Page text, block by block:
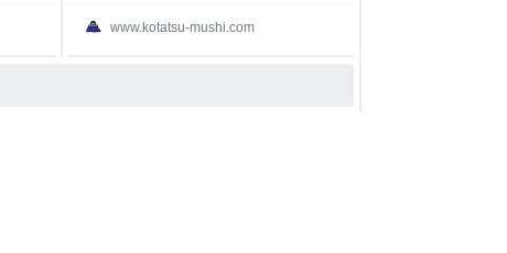
www.kotatsu-mushi.com